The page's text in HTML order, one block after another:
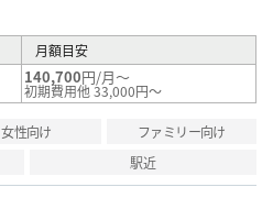
月額目安
140,700円/月～
初期費用他 33,000円～
女性向け
ファミリー向け
駅近